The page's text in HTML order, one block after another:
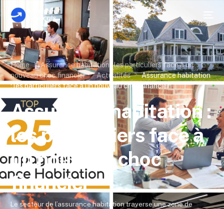
Home
Assurance habitation : les particuliers face à un
nouveau choc financier
Actualités
Assurance habitation
: les particuliers face à un nouveau choc financier
Assurance habitation :
les particuliers face à
un nouveau choc
financier
Le secteur de l’assurance habitation traverse une zone de